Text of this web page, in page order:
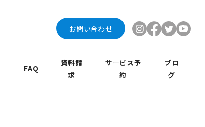
お問い合わせ
FAQ
資料請
求
サービス予
約
ブロ
グ